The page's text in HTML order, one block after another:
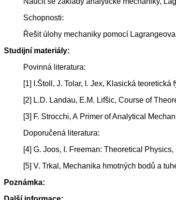
Schopnosti:
Řešit úlohy mechaniky pomocí
Studijní materiály:
Povinná literatura:
[1] I.Štoll, J. Tolar, I. Jex, Klasická
[2] L.D. Landau, E.M. Lifšic, Course of
[3] F. Strocchi, A Primer of Analytical
Doporučená literatura:
[4] G. Joos, I. Freeman: Theoretical
[5] V. Trkal, Mechanika hmotných bodů a
Poznámka: